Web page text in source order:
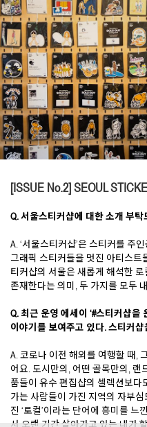
[ISSUE No.2] SEOUL
Q. 서울스티커샵에 대한 소개 부탁
A. ‘서울스티커샵’은 스티커를 주
그래픽 스티커들을 멋진 아티스트
티커샵의 서울은 새롭게 해석한
존재한다는 의미, 두 가지를 모두
Q. 최근 운영 에세이 ‘#스티커샵을
이야기를 보여주고 있다. 스티커
A. 코로나 이전 해외를 여행할 때,
어요. 도시만의, 어떤 골목만의, 랜
품들이 유수 편집샵의 셀렉션보다
가는 사람들이 가진 지역의 자부
진 ‘로컬’이라는 단어에 흥미를 느
서 오랜 기간 살아가고 있는 내가